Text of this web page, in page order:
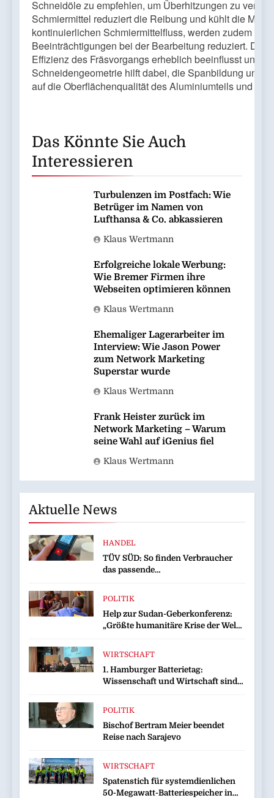
Schneidöle zu empfehlen, um Überhitzungen zu
Schmiermittel reduziert die Reibung und kühlt die
kontinuierlichen Schmiermittelfluss, werden zudem
Beeinträchtigungen bei der Bearbeitung reduziert.
Effizienz des Fräsvorgangs erheblich beeinflusst und
Schneidengeometrie hilft dabei, die Spanbildung und
auf die Oberflächenqualität des Aluminiumteils und
Das Könnte Sie Auch
Interessieren
Turbulenzen im Postfach: Wie
Betrüger im Namen von
Lufthansa & Co. abkassieren
Klaus Wertmann
Erfolgreiche lokale Werbung:
Wie Bremer Firmen ihre
Webseiten optimieren können
Klaus Wertmann
Ehemaliger Lagerarbeiter im
Interview: Wie Jason Power
zum Network Marketing
Superstar wurde
Klaus Wertmann
Frank Heister zurück im
Network Marketing – Warum
seine Wahl auf iGenius fiel
Klaus Wertmann
Aktuelle News
HANDEL
TÜV SÜD: So finden Verbraucher
das passende
POLITIK
Help zur Sudan-Geberkonferenz:
„Größte humanitäre Krise der Welt
WIRTSCHAFT
1. Hamburger Batterietag:
Wissenschaft und Wirtschaft sind
POLITIK
Bischof Bertram Meier beendet
Reise nach Sarajevo
WIRTSCHAFT
Spatenstich für systemdienlichen
50-Megawatt-Batteriespeicher in